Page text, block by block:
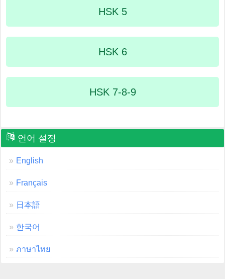
HSK 5
HSK 6
HSK 7-8-9
언어 설정
English
Français
日本語
한국어
ภาษาไทย